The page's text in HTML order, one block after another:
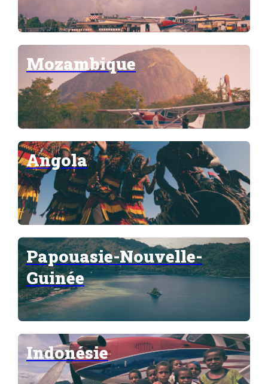
Mozambique
Angola
Papouasie-Nouvelle-
Guinée
Indonésie